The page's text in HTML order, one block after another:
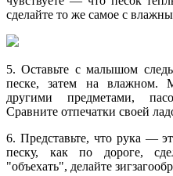
сделайте то же самое с
5. Оставьте с малышом
песке, затем на влажном.
другими предметами,
Сравните отпечатки своей
6. Представьте, что рука —
песку, как по дороге,
"объехать", делайте